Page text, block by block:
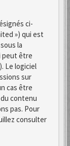
ci-
») qui est
la
peut être
Le logiciel
sur
cas être
contenu
pas. Pour
consulter